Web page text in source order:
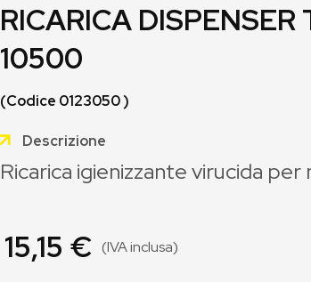
RICARICA
10500
(Codice 0123050 )
Descrizione
Ricarica igienizzante virucida per
15,15 € (IVA inclusa)